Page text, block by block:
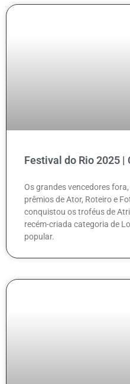
Festival do Rio 2025
Os grandes vencedores
prêmios de Ator, Roteiro e
conquistou os troféus de
recém-criada categoria de
popular.